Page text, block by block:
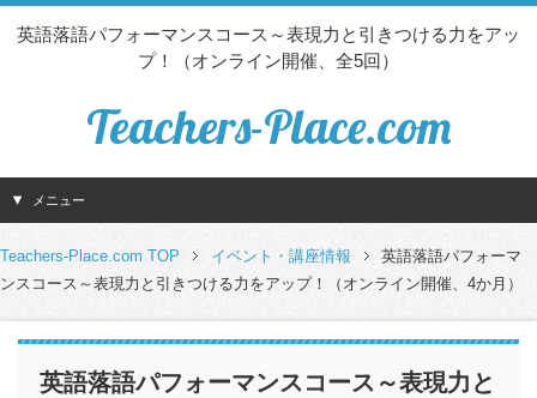
英語落語パフォーマンスコース～表現力と引きつける力をアッ
プ！（オンライン開催、全5回）
Teachers-Place.com
メニュー
Teachers-Place.com TOP イベント・講座情報
英語落語パフォーマ
ンスコース～表現力と引きつける力をアップ！（オンライン開催、4か月）
英語落語パフォーマンスコース～表現力と